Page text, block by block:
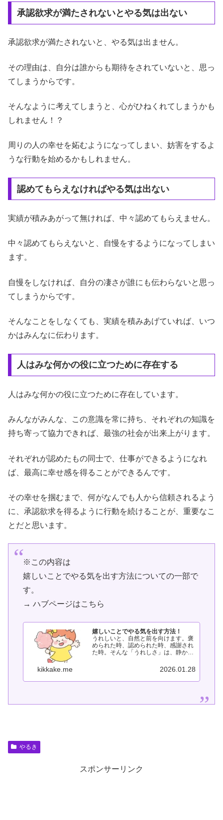
承認欲求が満たされないとやる気は出ない
承認欲求が満たされないと、やる気は出ません。
その理由は、自分は誰からも期待をされていないと、思っ
てしまうからです。
そんなように考えてしまうと、心がひねくれてしまうかも
しれません！？
周りの人の幸せを妬むようになってしまい、妨害をするよ
うな行動を始めるかもしれません。
認めてもらえなければやる気は出ない
実績が積みあがって無ければ、中々認めてもらえません。
中々認めてもらえないと、自慢をするようになってしまい
ます。
自慢をしなければ、自分の凄さが誰にも伝わらないと思っ
てしまうからです。
そんなことをしなくても、実績を積みあげていれば、いつ
かはみんなに伝わります。
人はみな何かの役に立つために存在する
人はみな何かの役に立つために存在しています。
みんながみんな、この意識を常に持ち、それぞれの知識を
持ち寄って協力できれば、最強の社会が出来上がります。
それぞれが認めたもの同士で、仕事ができるようになれ
ば、最高に幸せ感を得ることができるんです。
その幸せを掴むまで、何がなんでも人から信頼されるよう
に、承認欲求を得るように行動を続けることが、重要なこ
とだと思います。
※この内容は
嬉しいことでやる気を出す方法についての一部で
す。
→ ハブページはこちら
嬉しいことでやる気を出す方法！
うれしいと、自然と前を向けます。褒
められた時、認められた時、感謝され
た時。そんな「うれしさ」は、静かに
ージでは、うれしい・感謝・感動とい
った感情から、やる気につなげる方法
をまとめています。嬉しいことでやる
kikkake.me 2026.01.28
やるき
スポンサーリンク